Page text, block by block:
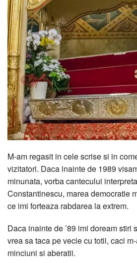
M-am regasit in cele scrise si in
vizitatori. Daca inainte de 1989
minunata, vorba cantecului
Constantinescu, marea democratie
ce imi forteaza rabdarea la extrem.
Daca inainte de ’89 imi doream stiri
vrea sa taca pe vecie cu totii, caci
minciuni si aberatii.